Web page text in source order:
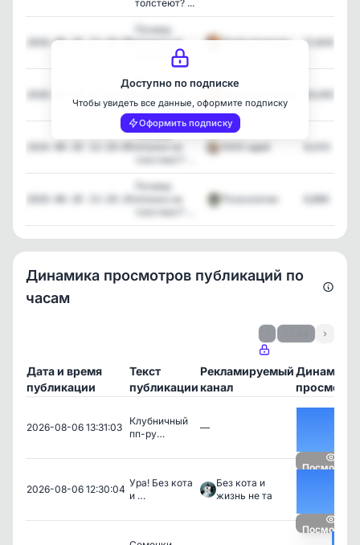
толстеют? ...
2026-06-20 13:10:08
Почему
японки не
толстеют? ...
Твой маникюр 21,608
Почему
толстеют? ...
44,655
Почему
толстеют? ...
1000 идей
Почему
японки не
толстеют? ...
Психология 6,866
Доступно по подписке
Чтобы увидеть все данные, оформите подписку
Оформить подписку
Динамика просмотров публикаций по
часам
›
Дата и время
публикации
Текст
публикации
Рекламируемый
канал
Динамика
2026-08-06 13:31:03
Клубничный
пп-ру…
—
Посмотреть
2026-08-06 12:30:04
Ура! Без кота
и …
Без кота и
жизнь не та
Посмотреть